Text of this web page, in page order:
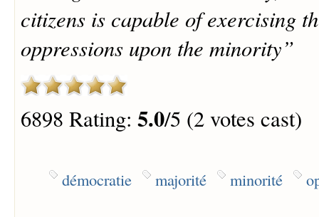
citizens is capable of exercising
oppressions upon the minority”
6898 Rating: 5.0/5 (2 votes cast)
démocratie majorité minorité